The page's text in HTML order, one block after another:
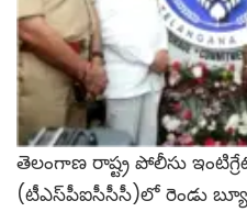
తెలంగాణ రాష్ట్ర పోలీసు
(టీఎస్‌పీఐసీసీసీ)లో రెండు